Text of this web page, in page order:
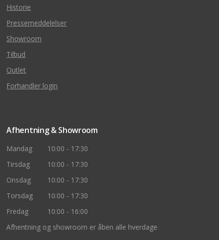
Historie
Pressemeddelelser
Showroom
Tilbud
Outlet
Forhandler login
Afhentning & Showroom
Mandag
10:00 - 17:30
Tirsdag
10:00 - 17:30
Onsdag
10:00 - 17:30
Torsdag
10:00 - 17:30
Fredag
10:00 - 16:00
Afhentning og showroom er åben alle hverdage